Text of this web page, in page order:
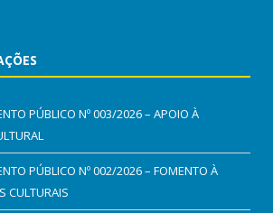
PÚBLICO Nº 003/2026 – APOIO À
PÚBLICO Nº 002/2026 – FOMENTO À
CULTURAIS